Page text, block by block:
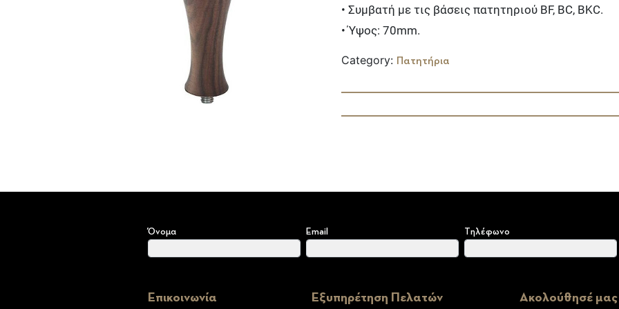
• Συμβατή με τις βάσεις πατητηριού BF, BC, BKC.
• Ύψος: 70mm.
Category: Πατητήρια
Όνομα Email Τηλέφωνο
Επικοινωνία Εξυπηρέτηση Πελατών Ακολούθησέ μας